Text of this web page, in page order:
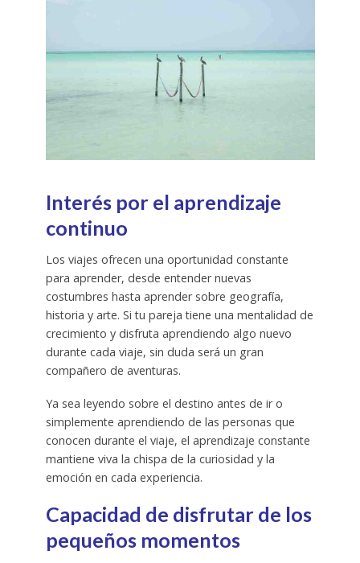
Interés por el aprendizaje
continuo
Los viajes ofrecen una oportunidad constante
para aprender, desde entender nuevas
costumbres hasta aprender sobre geografía,
historia y arte. Si tu pareja tiene una mentalidad de
crecimiento y disfruta aprendiendo algo nuevo
durante cada viaje, sin duda será un gran
compañero de aventuras.
Ya sea leyendo sobre el destino antes de ir o
simplemente aprendiendo de las personas que
conocen durante el viaje, el aprendizaje constante
mantiene viva la chispa de la curiosidad y la
emoción en cada experiencia.
Capacidad de disfrutar de los
pequeños momentos